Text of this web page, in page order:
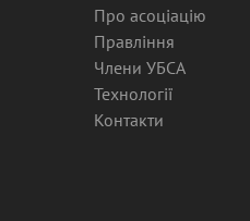
Про асоціацію
Правління
Члени УБСА
Технології
Контакти